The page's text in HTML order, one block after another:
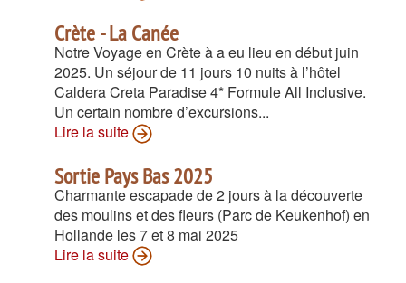
Crète - La Canée
Notre Voyage en Crète à a eu lieu en début juin
2025. Un séjour de 11 jours 10 nuits à l’hôtel
Caldera Creta Paradise 4* Formule All Inclusive.
Un certain nombre d’excursions...
Lire la suite
Sortie Pays Bas 2025
Charmante escapade de 2 jours à la découverte
des moulins et des fleurs (Parc de Keukenhof) en
Hollande les 7 et 8 mai 2025
Lire la suite